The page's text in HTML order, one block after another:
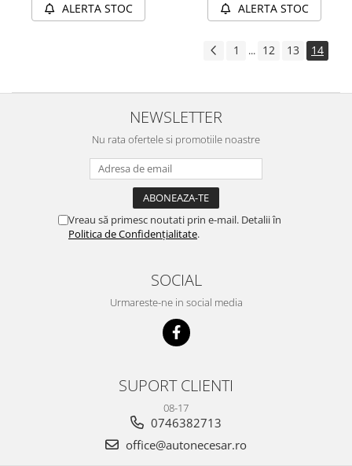
ALERTA STOC ALERTA STOC
1 ... 12 13 14
NEWSLETTER
Nu rata ofertele si promotiile noastre
Vreau să primesc noutati prin e-mail. Detalii în
Politica de Confidențialitate.
SOCIAL
Urmareste-ne in social media
SUPORT CLIENTI
08-17
0746382713
office@autonecesar.ro